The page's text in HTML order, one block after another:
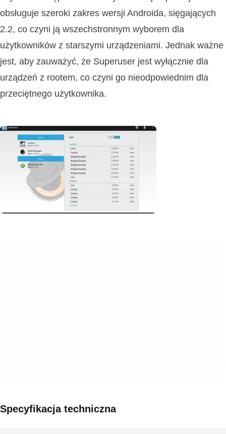
obsługuje szeroki zakres wersji Androida, sięgających
2.2, co czyni ją wszechstronnym wyborem dla
użytkowników z starszymi urządzeniami. Jednak ważne
jest, aby zauważyć, że Superuser jest wyłącznie dla
urządzeń z rootem, co czyni go nieodpowiednim dla
przeciętnego użytkownika.
Specyfikacja techniczna